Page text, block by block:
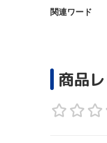
関連ワード
商品